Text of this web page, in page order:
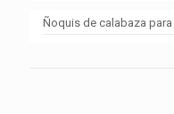
Ñoquis de calabaza